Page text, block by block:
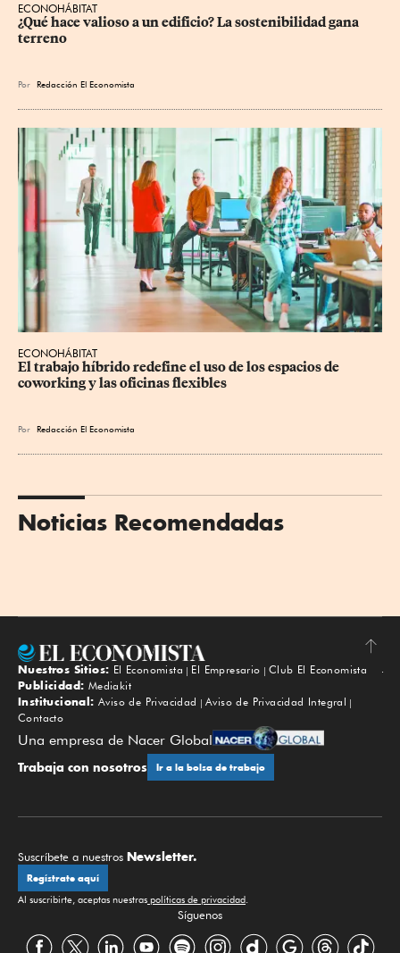
ECONOHÁBITAT
¿Qué hace valioso a un edificio? La sostenibilidad gana
terreno
Por Redacción El Economista
ECONOHÁBITAT
El trabajo híbrido redefine el uso de los espacios de
coworking y las oficinas flexibles
Por Redacción El Economista
Noticias Recomendadas
Subir
Nuestros Sitios: El Economista El Empresario
Club El Economista
Publicidad: Mediakit
Institucional: Aviso de Privacidad
Aviso de Privacidad Integral
Contacto
Una empresa de Nacer Global
Trabaja con nosotros Ir a la bolsa de trabajo
Suscríbete a nuestros Newsletter.
Regístrate aquí
Al suscribirte, aceptas nuestras políticas de privacidad.
Síguenos